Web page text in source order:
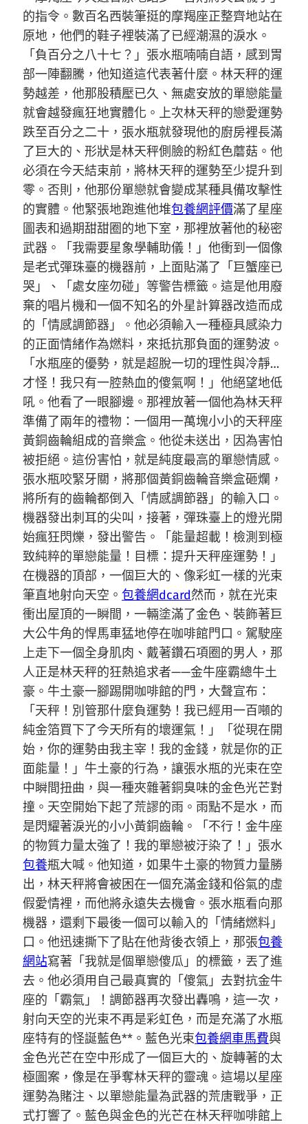
的指令。數百名西裝筆挺的摩羯座正整齊地站在
原地，他們的鞋子裡裝滿了已經潮濕的淚水。
「負百分之八十七？」張水瓶喃喃自語，感到胃
部一陣翻騰，他知道這代表著什麼。林天秤的運
勢越差，他那股積壓已久、無處安放的單戀能量
就會越發瘋狂地實體化。上次林天秤的戀愛運勢
跌至百分之二十，張水瓶就發現他的廚房裡長滿
了巨大的、形狀是林天秤側臉的粉紅色蘑菇。他
必須在今天結束前，將林天秤的運勢至少提升到
零。否則，他那份單戀就會變成某種具備攻擊性
的實體。他緊張地跑進他堆包養網評價滿了星座
圖表和過期甜甜圈的地下室，那裡放著他的秘密
武器。「我需要星象學輔助儀！」他衝到一個像
是老式彈珠臺的機器前，上面貼滿了「巨蟹座已
哭」、「處女座勿碰」等警告標籤。這是他用廢
棄的唱片機和一個不知名的外星計算器改造而成
的「情感調節器」。他必須輸入一種極具感染力
的正面情緒作為燃料，來抵抗那負面的運勢波。
「水瓶座的優勢，就是超脫一切的理性與冷靜…
才怪！我只有一腔熱血的傻氣啊！」他絕望地低
吼。他看了一眼腳邊。那裡放著一個他為林天秤
準備了兩年的禮物：一個用一萬塊小小的天秤座
黃銅齒輪組成的音樂盒。他從未送出，因為害怕
被拒絕。這份害怕，就是純度最高的單戀情感。
張水瓶咬緊牙關，將那個黃銅齒輪音樂盒砸爛，
將所有的齒輪都倒入「情感調節器」的輸入口。
機器發出刺耳的尖叫，接著，彈珠臺上的燈光開
始瘋狂閃爍，發出警告。「能量超載！檢測到極
致純粹的單戀能量！目標：提升天秤座運勢！」
在機器的頂部，一個巨大的、像彩虹一樣的光束
筆直地射向天空。 包養網dcard然而，就在光束
衝出屋頂的一瞬間，一輛塗滿了金色、裝飾著巨
大公牛角的悍馬車猛地停在咖啡館門口。駕駛座
上走下一個全身肌肉、戴著鑽石項圈的男人，那
人正是林天秤的狂熱追求者——金牛座霸總牛土
豪。牛土豪一腳踢開咖啡館的門，大聲宣布：
「天秤！別管那什麼負運勢！我已經用一百噸的
純金箔買下了今天所有的壞運氣！」「從現在開
始，你的運勢由我主宰！我的金錢，就是你的正
面能量！」牛土豪的行為，讓張水瓶的光束在空
中瞬間扭曲，與一種夾雜著銅臭味的金色光芒對
撞。天空開始下起了荒謬的雨。雨點不是水，而
是閃耀著淚光的小小黃銅齒輪。「不行！金牛座
的物質力量太強了！我的單戀被汙染了！」張水
包養瓶大喊。他知道，如果牛土豪的物質力量勝
出，林天秤將會被困在一個充滿金錢和俗氣的虛
假愛情裡，而他將永遠失去機會。張水瓶看向那
機器，還剩下最後一個可以輸入的「情緒燃料」
口。他迅速撕下了貼在他背後衣領上，那張包養
網站寫著「我就是個單戀傻瓜」的標籤，丟了進
去。他必須用自己最真實的「傻氣」去對抗金牛
座的「霸氣」！調節器再次發出轟鳴，這一次，
射向天空的光束不再是彩虹色，而是充滿了水瓶
座特有的怪誕藍色**。藍色光束包養網車馬費與
金色光芒在空中形成了一個巨大的、旋轉著的太
極圖案，像是在爭奪林天秤的靈魂。這場以星座
運勢為賭注、以單戀能量為武器的荒唐戰爭，正
式打響了。藍色與金色的光芒在林天秤咖啡館上